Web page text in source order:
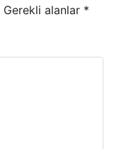
Gerekli alanlar *